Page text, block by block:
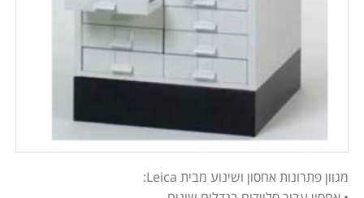
מגוון פתרונות אחסון ושינוע מבית Leica: